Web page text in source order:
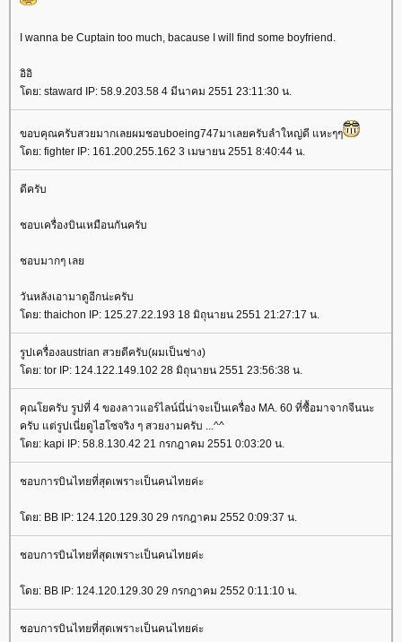
I wanna be Cuptain too much, bacause I will find some boyfriend.
อิอิ
ดย: staward IP: 58.9.203.58 4 มีนาคม 2551 23:11:30 น.
ขอบคุณครับสวยมากเลยผมชอบboeing747มาเลยครับลำใหญ่ดี แหะๆๆ
ดย: fighter IP: 161.200.255.162 3 เมษายน 2551 8:40:44 น.
ดีครับ
ชอบเครื่องบินเหมือนกันครับ
ชอบมากๆ เล
วันหลังเอามาดูอีกน่ะครับ
ดย: thaichon IP: 125.27.22.193 18 มิถุนายน 2551 21:27:17 น.
รูปเครื่องaustrian สวยดีครับ(ผมเป็นช่าง)
ดย: tor IP: 124.122.149.102 28 มิถุนายน 2551 23:56:38 น.
คุณโยครับ รูปที่ 4 ของลาวแอร์ไลน์นี่น่าจะเป็นเครื่อง MA. 60 ที่ซื้อมาจากจีนนะ
ครับ แต่รูปเนี่ยดูไฮโซจริง ๆ สวยงามครับ ...^^
ดย: kapi IP: 58.8.130.42 21 กรกฎาคม 2551 0:03:20 น.
ชอบการบินไทยที่สุดเพราะเป็นคนไทยค่ะ
ดย: BB IP: 124.120.129.30 29 กรกฎาคม 2552 0:09:37 น.
ชอบการบินไทยที่สุดเพราะเป็นคนไทยค่ะ
ดย: BB IP: 124.120.129.30 29 กรกฎาคม 2552 0:11:10 น.
ชอบการบินไทยที่สุดเพราะเป็นคนไทยค่ะ